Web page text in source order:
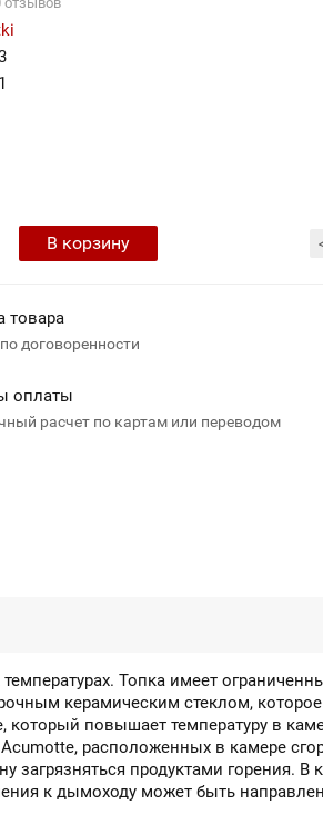
В корзину
товара
договоренности
оплаты
расчет по картам или переводом
Топка имеет
керамическим стеклом,
повышает температуру в
расположенных в камере
загрязняться продуктами горения. В
к дымоходу может быть направлен